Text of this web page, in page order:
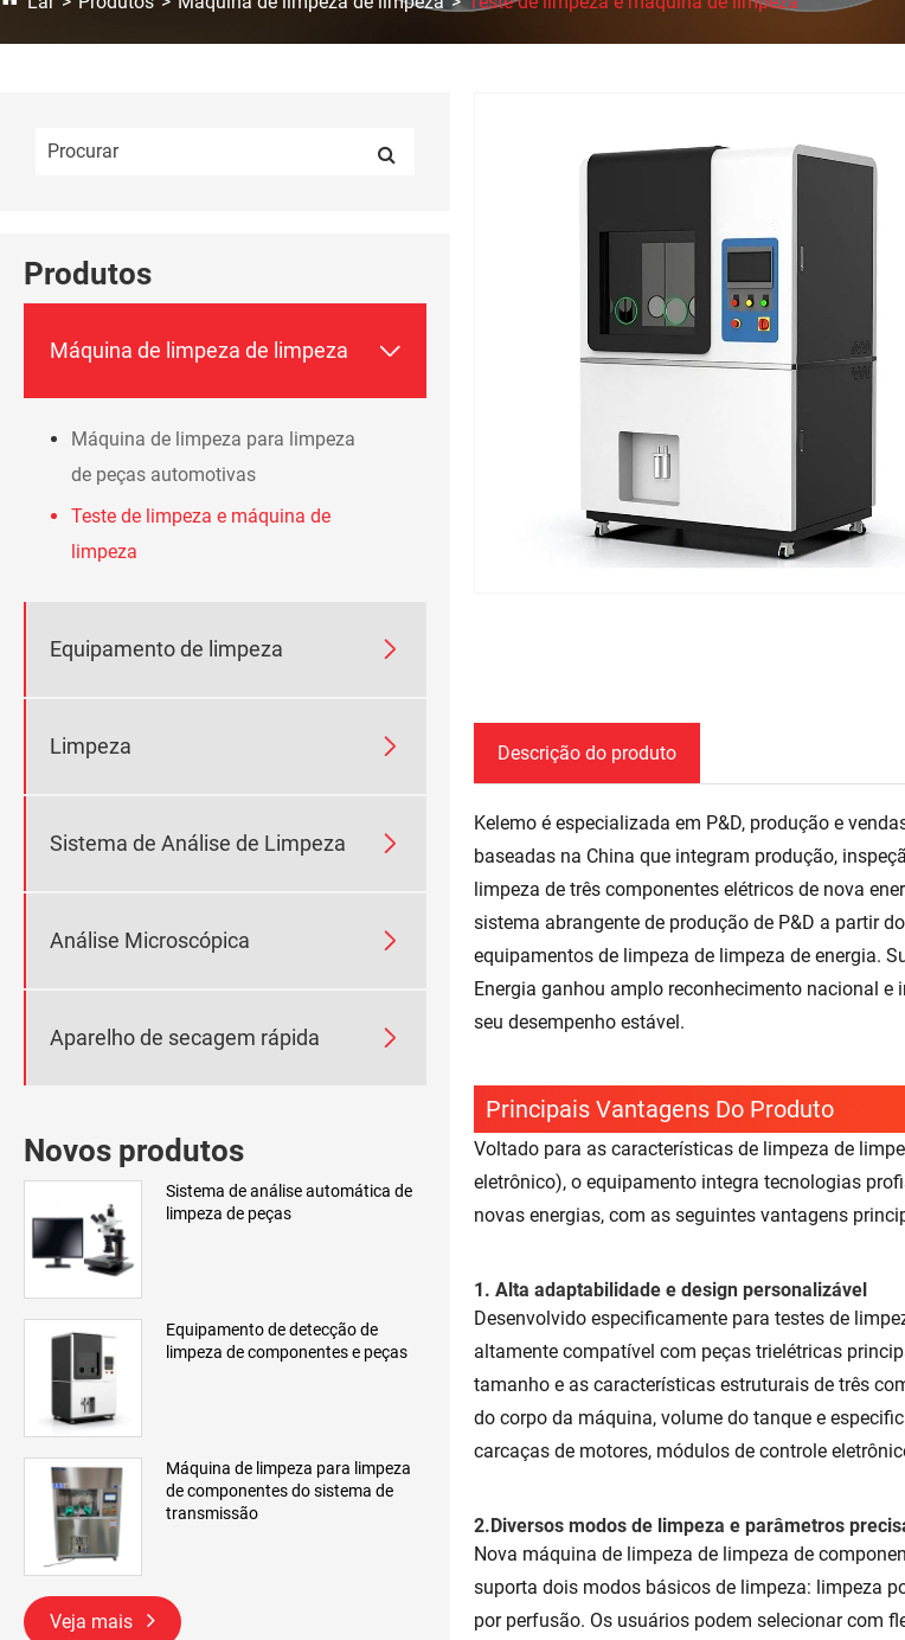
Produtos
Máquina de limpeza de limpeza 
Máquina de limpeza para limpeza
de peças automotivas
Teste de limpeza e máquina de
limpeza
Equipamento de limpeza 
Limpeza 
Sistema de Análise de Limpeza 
Análise Microscópica 
Aparelho de secagem rápida 
Novos produtos
Sistema de análise automática de
limpeza de peças
Equipamento de detecção de
limpeza de componentes e peças
Máquina de limpeza para limpeza
de componentes do sistema de
transmissão
Veja mais
Descrição do produto
Kelemo é especializada em P&D, produção e
baseadas na China que integram produção,
limpeza de três componentes elétricos de nova
sistema abrangente de produção de P&D a partir
equipamentos de limpeza de limpeza de energia.
Energia ganhou amplo reconhecimento nacional
seu desempenho estável.
Principais Vantagens Do Produto
Voltado para as características de limpeza de
eletrônico), o equipamento integra tecnologias
novas energias, com as seguintes vantagens
1. Alta adaptabilidade e design personalizável
Desenvolvido especificamente para testes de
altamente compatível com peças trielétricas
tamanho e as características estruturais de três
do corpo da máquina, volume do tanque e
carcaças de motores, módulos de controle
2.Diversos modos de limpeza e parâmetros
Nova máquina de limpeza de limpeza de
suporta dois modos básicos de limpeza: limpeza
por perfusão. Os usuários podem selecionar com